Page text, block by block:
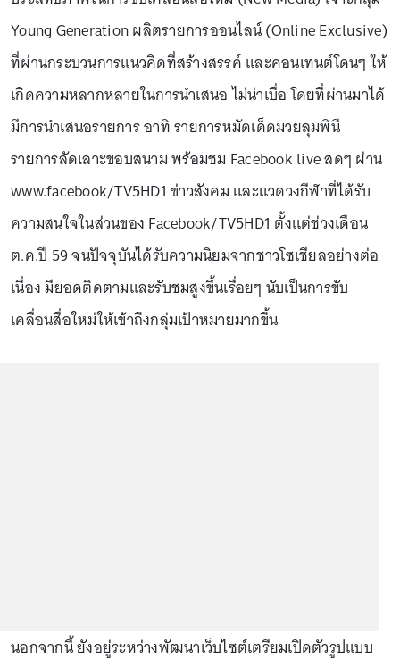
Young Generation ผลิตรายการออนไลน์ (Online Exclusive)
ที่ผ่านกระบวนการแนวคิดที่สร้างสรรค์ และคอนเทนต์โดนๆ ให้
เกิดความหลากหลายในการนำเสนอ ไม่น่าเบื่อ โดยที่ผ่านมาได้
มีการนำเสนอรายการ อาทิ รายการหมัดเด็ดมวยลุมพินี
รายการลัดเลาะขอบสนาม พร้อมชม Facebook live สดๆ ผ่าน
www.facebook/TV5HD1 ข่าวสังคม และแวดวงกีฬาที่ได้รับ
ความสนใจในส่วนของ Facebook/TV5HD1 ตั้งแต่ช่วงเดือน
ต.ค.ปี 59 จนปัจจุบันได้รับความนิยมจากชาวโซเชียลอย่างต่อ
เนื่อง มียอดติดตามและรับชมสูงขึ้นเรื่อยๆ นับเป็นการขับ
เคลื่อนสื่อใหม่ให้เข้าถึงกลุ่มเป้าหมายมากขึ้น
นอกจากนี้ ยังอยู่ระหว่างพัฒนาเว็บไซต์เตรียมเปิดตัวรูปแบบ